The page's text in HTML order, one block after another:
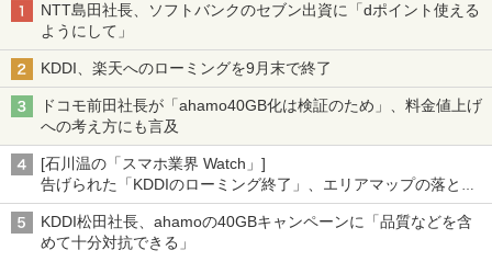
NTT島田社長、ソフトバンクのセブン出資に「dポイント使える
ようにして」
KDDI、楽天へのローミングを9月末で終了
ドコモ前田社長が「ahamo40GB化は検証のため」、料金値上げ
への考え方にも言及
[石川温の「スマホ業界 Watch」]
告げられた「KDDIのローミング終了」、エリアマップの落とし
穴と楽天モバイルの課題
KDDI松田社長、ahamoの40GBキャンペーンに「品質などを含
めて十分対抗できる」